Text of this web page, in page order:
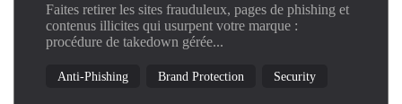
Faites retirer les sites frauduleux, pages de phishing et
contenus illicites qui usurpent votre marque :
procédure de takedown gérée...
Anti-Phishing Brand Protection Security